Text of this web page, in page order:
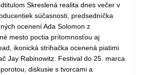
Skreslená realita dnes večer v
súčasnosti, predsedníčka
ocenení Ada Solomon z
mesto poctia prítomnosťou aj
ikonická strihačka ocenená piatimi
Jay Rabinowitz. Festival do 25. marca
diskusie s tvorcami a